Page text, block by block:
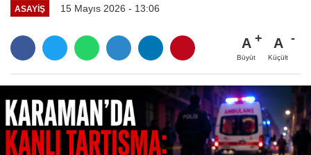
ASAYIŞ 15 Mayıs 2026 - 13:06
A
Büyüt
A
Küçült